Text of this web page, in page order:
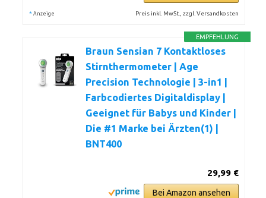
* Anzeige Preis inkl. MwSt., zzgl. Versandkosten
EMPFEHLUNG
Braun Sensian 7 Kontaktloses
Stirnthermometer | Age
Precision Technologie | 3-in1 |
Farbcodiertes Digitaldisplay |
Geeignet für Babys und Kinder |
Die #1 Marke bei Ärzten(1) |
BNT400
29,99 €
Bei Amazon ansehen